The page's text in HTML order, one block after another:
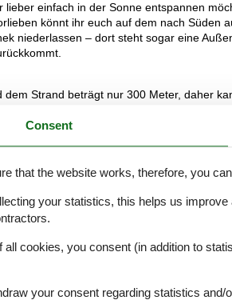
einfach in der Sonne entspannen
könnt ihr euch auf dem nach Süden
niederlassen – dort steht sogar eine
Strand beträgt nur 300 Meter, daher
eines Urlaubstages sein. Wenn ihr nicht in
und Entspannen gibt. Wenn ihr Lust auf
– egal, ob ihr entlang der Küste
Hochstühle und Kinderbetten ausleihen
Consent
that the website works, therefore, you
your statistics, this helps us
all cookies, you consent (in addition to
your consent regarding statistics and/